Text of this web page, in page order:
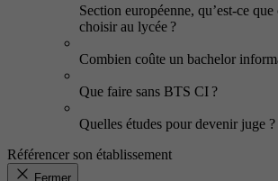
Section européenne, qu’est-ce
choisir au lycée ?
Combien coûte un bachelor
Que faire sans BTS CI ?
Quelles études pour devenir juge ?
Référencer son établissement
Fermer